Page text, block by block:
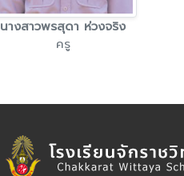
นางสาวพรสุดา ห่วงจริง
ครู